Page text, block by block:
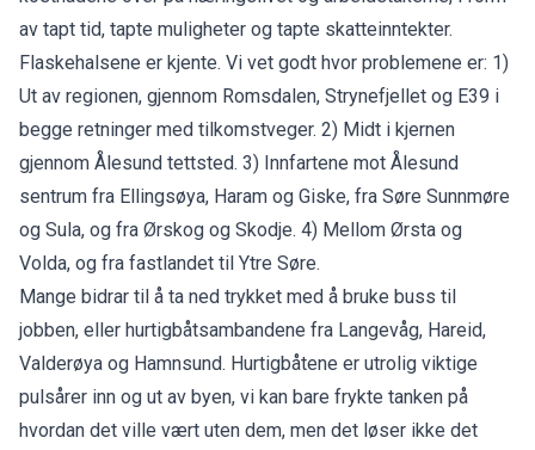
av tapt tid, tapte muligheter og tapte skatteinntekter.
Flaskehalsene er kjente. Vi vet godt hvor problemene er: 1)
Ut av regionen, gjennom Romsdalen, Strynefjellet og E39 i
begge retninger med tilkomstveger. 2) Midt i kjernen
gjennom Ålesund tettsted. 3) Innfartene mot Ålesund
sentrum fra Ellingsøya, Haram og Giske, fra Søre Sunnmøre
og Sula, og fra Ørskog og Skodje. 4) Mellom Ørsta og
Volda, og fra fastlandet til Ytre Søre.
Mange bidrar til å ta ned trykket med å bruke buss til
jobben, eller hurtigbåtsambandene fra Langevåg, Hareid,
Valderøya og Hamnsund. Hurtigbåtene er utrolig viktige
pulsårer inn og ut av byen, vi kan bare frykte tanken på
hvordan det ville vært uten dem, men det løser ikke det